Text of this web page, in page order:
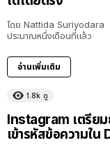
โดย Nattida Suriyodara
ประมาณหนึ่งเดือนที่แล้ว
อ่านเพิ่มเติม
1.8k ดู
Instagram เตรีย
เข้ารหัสข้อความใน